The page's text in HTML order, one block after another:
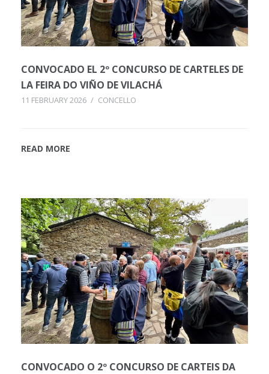
CONVOCADO EL 2º CONCURSO DE CARTELES DE
LA FEIRA DO VIÑO DE VILACHÁ
11 FEBRUARY 2026 / CONCELLO
READ MORE
CONVOCADO O 2º CONCURSO DE CARTEIS DA